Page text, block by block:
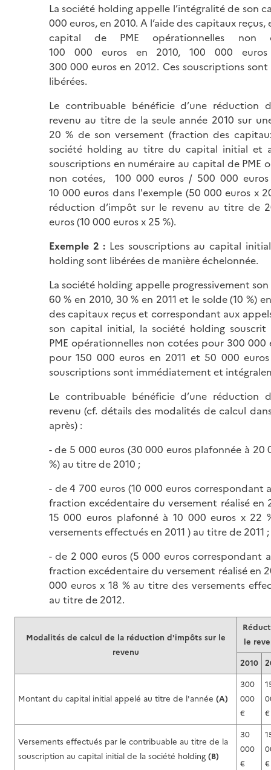
La société holding appelle l’intégralité de son
000 euros, en 2010. A l’aide des capitaux reçus,
capital de PME opérationnelles non
100 000 euros en 2010, 100 000
300 000 euros en 2012. Ces souscriptions
libérées.
Le contribuable bénéficie d’une réduction
revenu au titre de la seule année 2010 sur
20 % de son versement (fraction des
société holding au titre du capital initial et
souscriptions en numéraire au capital de PME
non cotées, 100 000 euros / 500 000
10 000 euros dans l'exemple (50 000 euros x
réduction d’impôt sur le revenu au titre de
euros (10 000 euros x 25 %).
Exemple 2: Les souscriptions au capital
holding sont libérées de manière échelonnée.
La société holding appelle progressivement
60 % en 2010, 30 % en 2011 et le solde (10 %)
des capitaux reçus et correspondant aux
son capital initial, la société holding
PME opérationnelles non cotées pour 300 000
pour 150 000 euros en 2011 et 50 000
souscriptions sont immédiatement et
Le contribuable bénéficie d’une réduction
revenu (cf. détails des modalités de calcul
après) :
- de 5 000 euros (30 000 euros plafonnée à 20
%) au titre de 2010 ;
- de 4 700 euros (10 000 euros correspondant
fraction excédentaire du versement réalisé en
15 000 euros plafonné à 10 000 euros x 22
versements effectués en 2011 ) au titre de 2011 ;
- de 2 000 euros (5 000 euros correspondant
fraction excédentaire du versement réalisé en
000 euros x 18 % au titre des versements
au titre de 2012.
Modalités de calcul de la réduction d'impôts sur le
revenu
le
2010
Montant du capital initial appelé au titre de l'année (A)
300
000
€
€
Versements effectués par le contribuable au titre de la
souscription au capital initial de la société holding (B)
30
000
€
€